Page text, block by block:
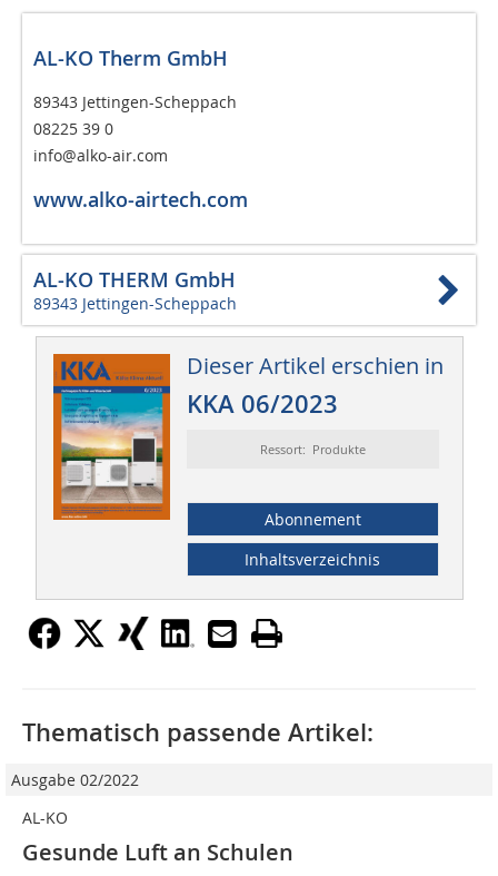
AL-KO Therm GmbH
89343 Jettingen-Scheppach
08225 39 0
info@alko-air.com
www.alko-airtech.com
AL-KO THERM GmbH
89343 Jettingen-Scheppach
Dieser Artikel erschien in
KKA 06/2023
Ressort: Produkte
Abonnement
Inhaltsverzeichnis
Thematisch passende Artikel:
Ausgabe 02/2022
AL-KO
Gesunde Luft an Schulen